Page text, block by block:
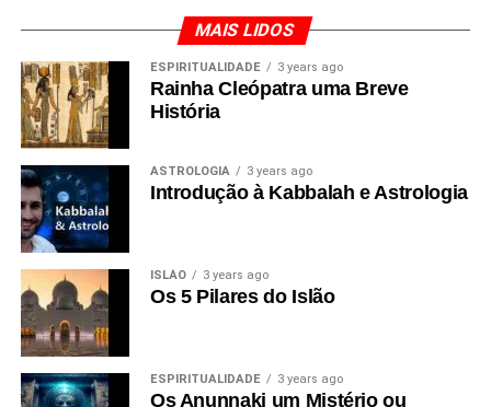
MAIS LIDOS
ESPIRITUALIDADE 3 years ago
Rainha Cleópatra uma Breve
História
ASTROLOGIA 3 years ago
Introdução à Kabbalah e Astrologia
ISLÃO 3 years ago
Os 5 Pilares do Islão
ESPIRITUALIDADE 3 years ago
Os Anunnaki um Mistério ou